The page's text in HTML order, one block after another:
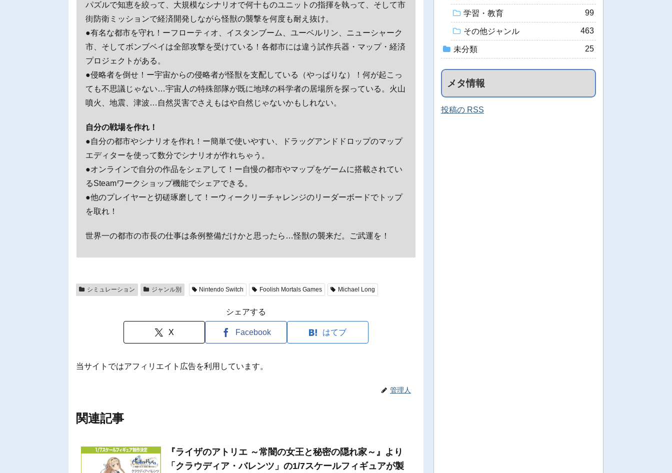
パズルで知恵を絞って、大規模なシナリオで何十ものユニットの指揮を執って、そして市
街防衛ミッションで経済開発しながら怪獣の襲撃を何度も耐え抜け。
●有名な都市を守れ！ーフローティオ、イスタンブーム、ユーベルリン、ニューシャーク
市、そしてボンブベイは全部攻撃を受けている！各都市には違う試作兵器・マップ・経済
プロジェクトがある。
●侵略者を倒せ！ー宇宙からの侵略者が怪獣を支配している（やっぱりな）！何が起こっ
ても不思議じゃない…宇宙人の特殊部隊が既に地球の科学者の居場所を探っている。火山
噴火、地震、津波…自然災害でさえもはや自然じゃないかもしれない。
自分の戦場を作れ！
●自分の都市やシナリオを作れ！ー簡単で使いやすい、ドラッグアンドドロップのマップ
エディターを使って数分でシナリオが作れちゃう。
●オンラインで自分の作品をシェアして！ー自慢の都市やマップをゲームに搭載されてい
るSteamワークショップ機能でシェアできる。
●他のプレイヤーと切磋琢磨して！ーウィークリーチャレンジのリーダーボードでトップ
を取れ！
世界一の都市の市長の仕事は条例整備だけかと思ったら…怪獣の襲来だ。ご武運を！
シミュレーション ジャンル別 Nintendo Switch Foolish Mortals Games Michael Long
シェアする
X Facebook はてブ
当サイトではアフィリエイト広告を利用しています。
管理人
関連記事
『ライザのアトリエ ～常闇の女王と秘密の隠れ家～』より
「クラウディア・バレンツ」の1/7スケールフィギュアが製
学習・教育 99
その他ジャンル 463
未分類 25
メタ情報
投稿の RSS